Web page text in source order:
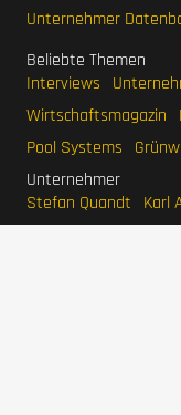
Unternehmer
Beliebte Themen
Interviews
Wirtschaftsmagazin
Pool Systems
Unternehmer
Stefan Quandt
Karl